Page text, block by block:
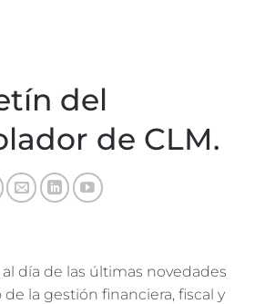
del
de CLM.
día de las últimas novedades
la gestión financiera, fiscal y